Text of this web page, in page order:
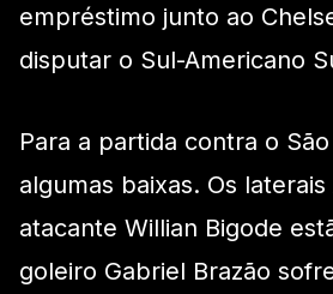
empréstimo junto ao
disputar o Sul-Americano
Para a partida contra o
algumas baixas. Os
atacante Willian Bigode
goleiro Gabriel Brazão